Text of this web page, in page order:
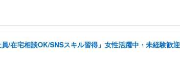
/在宅相談OK/SNSスキル習得」女性活躍中・未経験歓迎